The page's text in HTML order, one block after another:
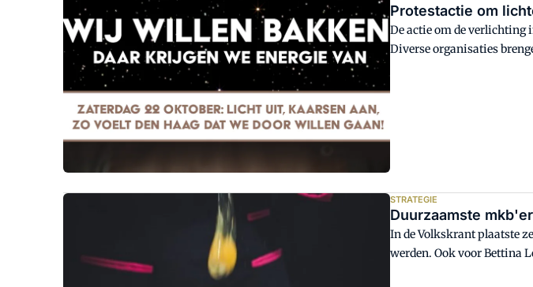
Protestactie om
De actie om de verlichting
Diverse organisaties
STRATEGIE
Duurzaamste
In de Volkskrant plaatste
werden. Ook voor Bettina